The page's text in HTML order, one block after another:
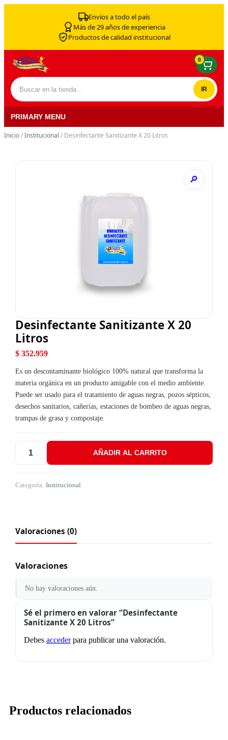
Envíos a todo el país
Más de 29 años de experiencia
Productos de calidad institucional
Buscar por:
0
PRIMARY MENU
Inicio/Institucional / Desinfectante Sanitizante X 20 Litros
Desinfectante Sanitizante X 20
Litros
$352.959
Es un descontaminante biológico 100% natural que transforma la
materia orgánica en un producto amigable con el medio ambiente.
Puede ser usado para el tratamiento de aguas negras, pozos sépticos,
desechos sanitarios, cañerías, estaciones de bombeo de aguas negras,
trampas de grasa y compostaje.
Desinfectante Sanitizante X 20 Litros cantidad
AÑADIR AL CARRITO
Categoría: Institucional
Valoraciones (0)
Valoraciones
No hay valoraciones aún.
Sé el primero en valorar “Desinfectante
Sanitizante X 20 Litros”
Debes accederpara publicar una valoración.
Productos relacionados